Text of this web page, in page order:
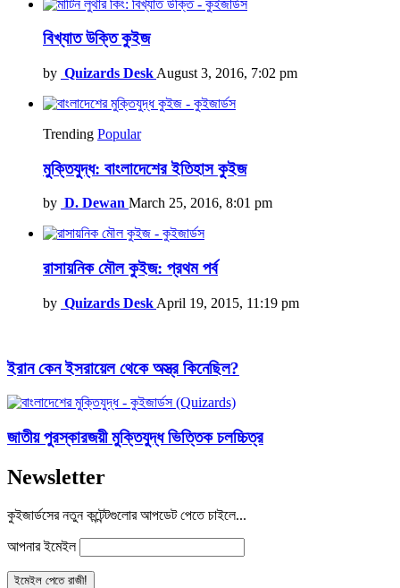
বিখ্যাত উক্তি কুইজ
by Quizards Desk August 3, 2016, 7:02 pm
Trending Popular
মুক্তিযুদ্ধ: বাংলাদেশের ইতিহাস কুইজ
by D. Dewan March 25, 2016, 8:01 pm
রাসায়নিক মৌল কুইজ: প্রথম পর্ব
by Quizards Desk April 19, 2015, 11:19 pm
ইরান কেন ইসরায়েল থেকে অস্ত্র কিনেছিল?
জাতীয় পুরস্কারজয়ী মুক্তিযুদ্ধ ভিত্তিক চলচ্চিত্র
Newsletter
কুইজার্ডসের নতুন কন্টেন্টগুলোর আপডেট পেতে চাইলে...
আপনার ইমেইল